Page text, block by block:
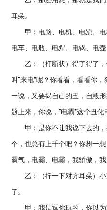
耳朵。
甲：电脑、电机、电流、电
电车、电瓶、电焊、电锅、电
乙：（打断状）得了得了，
叫“来电”呢？你看看，看看你
一说，又要揭自己的丑，自毁
题上来，你说，“电霸”这个丑
甲：是你不让我说下去的，
个，也总有上千个吧？你想一
霸气，电霸、电霸，我骄傲，
乙：（拧一下对方耳朵）小
了。
甲：我是逗你玩的，你以为